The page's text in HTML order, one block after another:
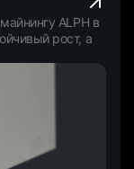
ALPH в
рост, а